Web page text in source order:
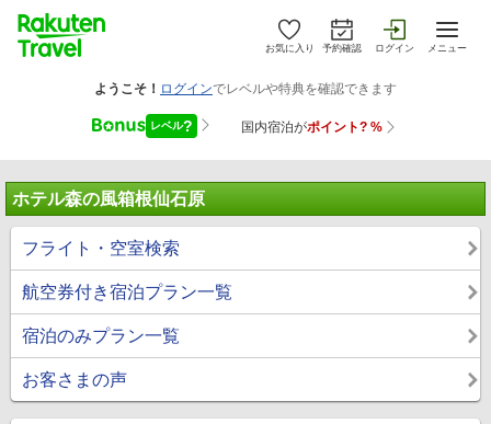
お気に入り 予約確認 ログイン メニュー
ホテル森の風箱根仙石原
フライト・空室検索
航空券付き宿泊プラン一覧
宿泊のみプラン一覧
お客さまの声